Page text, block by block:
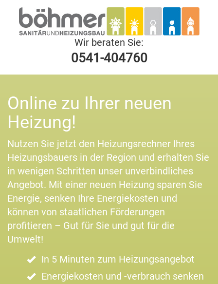
Wir beraten Sie:
0541-404760
Online zu Ihrer neuen
Heizung!
Nutzen Sie jetzt den Heizungsrechner Ihres
Heizungsbauers in der Region und erhalten Sie
in wenigen Schritten unser unverbindliches
Angebot. Mit einer neuen Heizung sparen Sie
Energie, senken Ihre Energiekosten und
können von staatlichen Förderungen
profitieren – Gut für Sie und gut für die
Umwelt!
In 5 Minuten zum Heizungsangebot
Energiekosten und -verbrauch senken